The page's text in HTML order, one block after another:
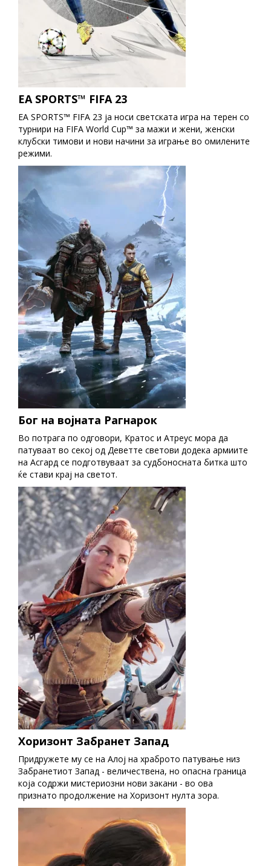
EA SPORTS™ FIFA 23
EA SPORTS™ FIFA 23 ја носи светската игра на терен со
турнири на FIFA World Cup™ за мажи и жени, женски
клубски тимови и нови начини за играње во омилените
режими.
Бог на војната Рагнарок
Во потрага по одговори, Кратос и Атреус мора да
патуваат во секој од Деветте светови додека армиите
на Асгард се подготвуваат за судбоносната битка што
ќе стави крај на светот.
Хоризонт Забранет Запад
Придружете му се на Алој на храброто патување низ
Забранетиот Запад - величествена, но опасна граница
која содржи мистериозни нови закани - во ова
признато продолжение на Хоризонт нулта зора.